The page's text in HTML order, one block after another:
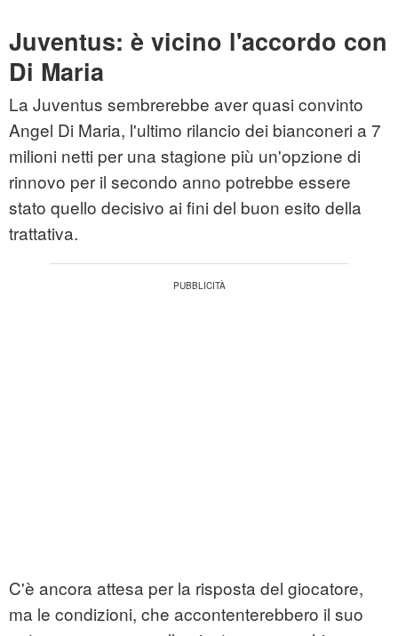
Juventus: è vicino l'accordo con
Di Maria
La Juventus sembrerebbe aver quasi convinto
Angel Di Maria, l'ultimo rilancio dei bianconeri a 7
milioni netti per una stagione più un'opzione di
rinnovo per il secondo anno potrebbe essere
stato quello decisivo ai fini del buon esito della
trattativa.
C'è ancora attesa per la risposta del giocatore,
ma le condizioni, che accontenterebbero il suo